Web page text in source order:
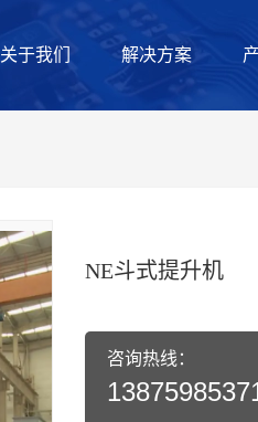
关于我们 解决方案
NE斗式提升机
咨询热线：